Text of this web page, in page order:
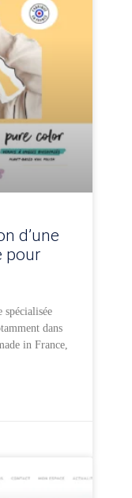
d’une
pour
spécialisée
dans
in France,